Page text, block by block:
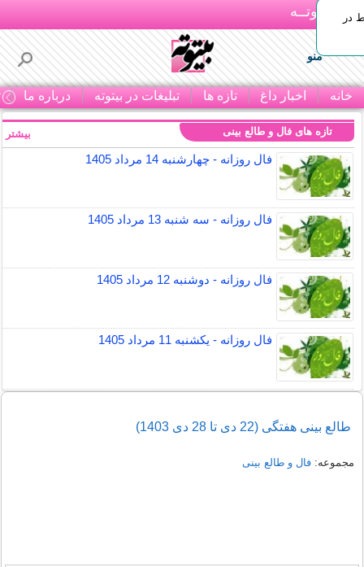
بـیتوتــه
منو
خانه اخبار داغ تازه ها تبلیغات در بیتوته درباره ما
در
تازه های فال و طالع بینی
فال روزانه - چهارشنبه 14 مرداد 1405
فال روزانه - سه شنبه 13 مرداد 1405
فال روزانه - دوشنبه 12 مرداد 1405
فال روزانه - یکشنبه 11 مرداد 1405
بیشتر
طالع بینی هفتگی (22 دی تا 28 دی 1403)
مجموعه:فال و طالع بینی